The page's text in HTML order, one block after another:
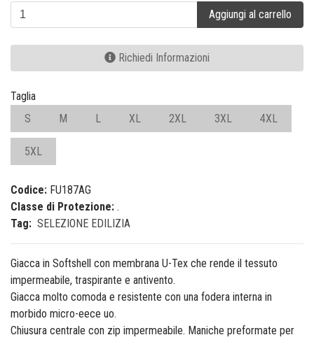
Aggiungi al carrello
Richiedi Informazioni
Taglia
S
M L XL 2XL 3XL 4XL
5XL
Codice: FU187AG
Classe di Protezione: .
Tag: SELEZIONE EDILIZIA
Giacca in Softshell con membrana U-Tex che rende il tessuto
impermeabile, traspirante e antivento.
Giacca molto comoda e resistente con una fodera interna in
morbido micro-eece uo.
Chiusura centrale con zip impermeabile. Maniche preformate per